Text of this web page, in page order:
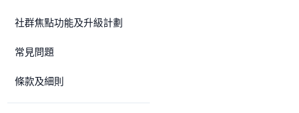
社群焦點功能及升級計劃
常見問題
條款及細則